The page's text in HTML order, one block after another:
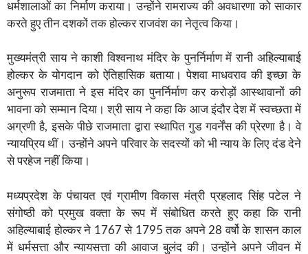
धर्मशालाओं का निर्माण कराया। उन्होंने रामराज्य की अवधारणा को साकार
करते हुए तीन दशकों तक होल्कर राजवंश का नेतृत्व किया।
मुख्यमंत्री साय ने काशी विश्वनाथ मंदिर के पुनर्निर्माण में रानी अहिल्याबाई
होल्कर के योगदान को ऐतिहासिक बताया। पेशवा माधवराव की इच्छा के
अनुरूप राजमाता ने इस मंदिर का पुनर्निर्माण कर करोड़ों आस्थावानों की
भावना को सम्मान दिया। श्री साय ने कहा कि आज इंदौर देश में स्वच्छता में
अग्रणी है, इसके पीछे राजमाता द्वारा स्थापित गुड गवर्नेंस की प्रेरणा है। वे
न्यायप्रिय थीं। उन्होंने अपने परिवार के सदस्यों को भी न्याय के लिए दंड देने
से परहेज नहीं किया।
मध्यप्रदेश के पंचायत एवं ग्रामीण विकास मंत्री प्रहलाद सिंह पटेल ने
संगोष्ठी को प्रमुख वक्ता के रूप में संबोधित करते हुए कहा कि रानी
अहिल्याबाई होल्कर ने 1767 से 1795 तक अपने 28 वर्षो के शासन काल
में धर्मसत्ता और न्यायसत्ता की आवाज बुलंद की। उन्होंने अपने जीवन में